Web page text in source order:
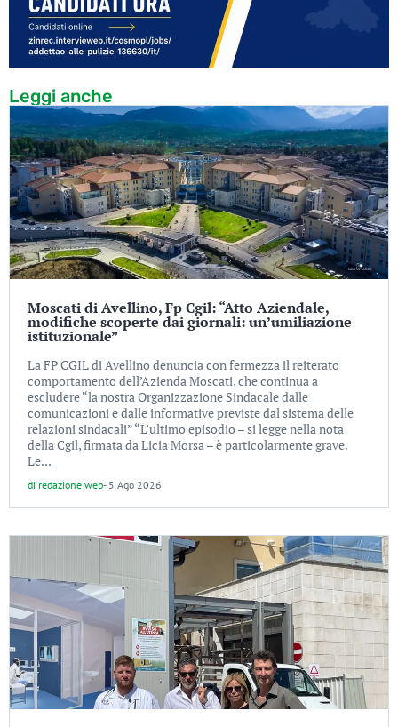
Leggi anche
Moscati di Avellino, Fp Cgil: “Atto Aziendale,
modifiche scoperte dai giornali: un’umiliazione
istituzionale”
La FP CGIL di Avellino denuncia con fermezza il reiterato
comportamento dell’Azienda Moscati, che continua a
escludere “la nostra Organizzazione Sindacale dalle
comunicazioni e dalle informative previste dal sistema delle
relazioni sindacali” “L’ultimo episodio – si legge nella nota
della Cgil, firmata da Licia Morsa – è particolarmente grave.
Le...
di redazione web- 5 Ago 2026